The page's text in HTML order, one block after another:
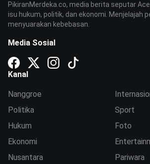
PikiranMerdeka.co, media berita seputar
isu hukum, politik, dan ekonomi. Menjelajah
menyuarakan kebebasan.
Media Sosial
Kanal
Nanggroe
Politika
Hukum
Ekonomi
Nusantara
Sport
Foto
Pariwara